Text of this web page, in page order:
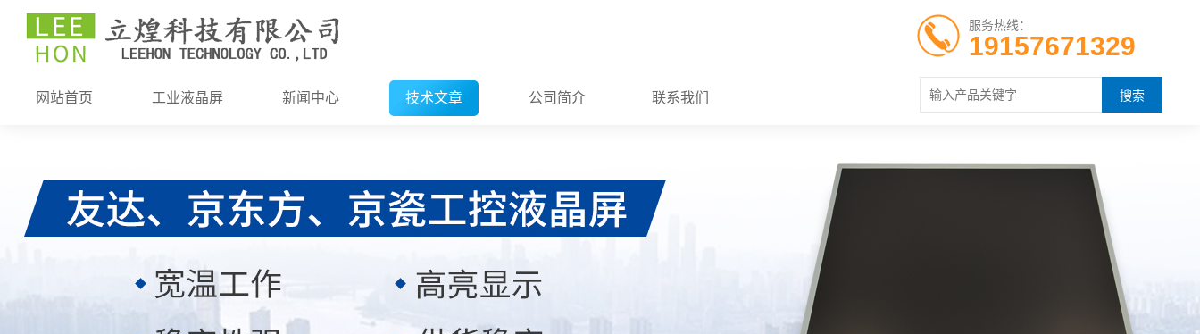
服务热线：
19157671329
网站首页 工业液晶屏 新闻中心 技术文章 公司简介 联系我们